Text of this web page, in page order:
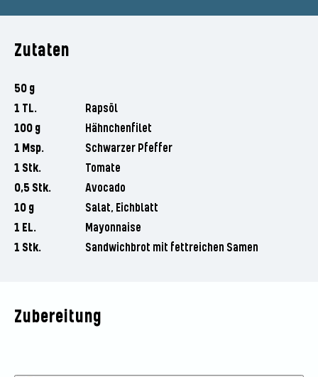
Zutaten
50 g
1 TL.
Rapsöl
100 g
Hähnchenfilet
1 Msp.
Schwarzer Pfeffer
1 Stk.
Tomate
0,5 Stk.
Avocado
10 g
Salat, Eichblatt
1 EL.
Mayonnaise
1 Stk.
Sandwichbrot mit fettreichen Samen
Zubereitung